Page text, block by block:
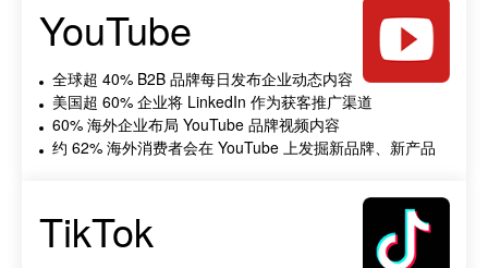
YouTube
全球超 40% B2B 品牌每日发布企业动态内容
美国超 60% 企业将 LinkedIn 作为获客推广渠道
60% 海外企业布局 YouTube 品牌视频内容
约 62% 海外消费者会在 YouTube 上发掘新品牌、新产品
TikTok